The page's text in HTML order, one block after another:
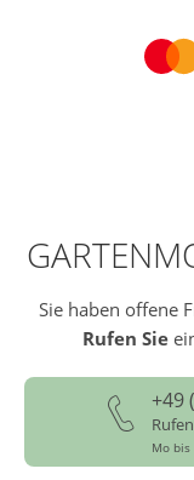
Sie haben offene
Rufen Sie
+49
Mo bis